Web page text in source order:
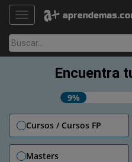
TOGGLE NAVIGATION
Buscar:
Encuentra
9%
Cursos / Cursos FP
Masters